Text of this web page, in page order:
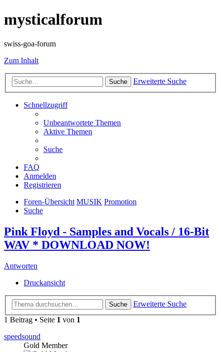
mysticalforum
swiss-goa-forum
Zum Inhalt
Suche Erweiterte Suche
Schnellzugriff
Unbeantwortete Themen
Aktive Themen
Suche
FAQ
Anmelden
Registrieren
Foren-Übersicht MUSIK Promotion
Suche
Pink Floyd - Samples and Vocals / 16-Bit
WAV * DOWNLOAD NOW!
Antworten
Druckansicht
Suche
Erweiterte Suche
1 Beitrag • Seite 1 von 1
speedsound
Gold Member